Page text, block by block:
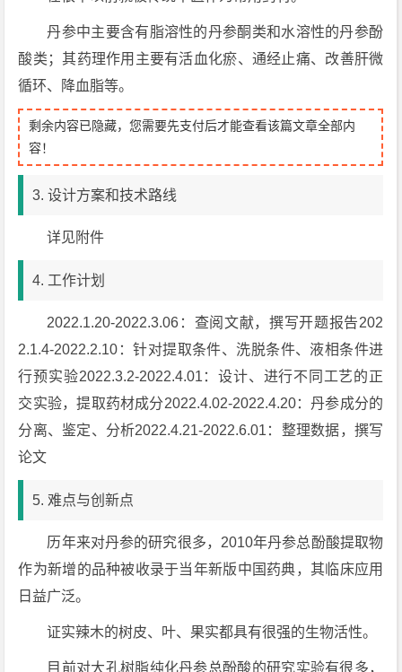
丹参中主要含有脂溶性的丹参酮类和水溶性的丹参酚
酸类；其药理作用主要有活血化瘀、通经止痛、改善肝微
循环、降血脂等。
剩余内容已隐藏，您需要先支付后才能查看该篇文章全部内
容！
3. 设计方案和技术路线
详见附件
4. 工作计划
2022.1.20-2022.3.06：查阅文献，撰写开题报告202
2.1.4-2022.2.10：针对提取条件、洗脱条件、液相条件进
行预实验2022.3.2-2022.4.01：设计、进行不同工艺的正
交实验，提取药材成分2022.4.02-2022.4.20：丹参成分的
分离、鉴定、分析2022.4.21-2022.6.01：整理数据，撰写
论文
5. 难点与创新点
历年来对丹参的研究很多，2010年丹参总酚酸提取物
作为新增的品种被收录于当年新版中国药典，其临床应用
日益广泛。
证实辣木的树皮、叶、果实都具有很强的生物活性。
目前对大孔树脂纯化丹参总酚酸的研究实验有很多，